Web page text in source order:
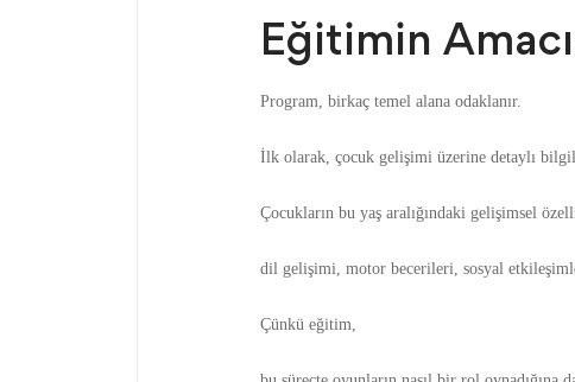
Eğitimin
Program, birkaç temel alana odaklanır.
İlk olarak, çocuk gelişimi üzerine detaylı
Çocukların bu yaş aralığındaki gelişimsel
dil gelişimi, motor becerileri, sosyal
Çünkü eğitim,